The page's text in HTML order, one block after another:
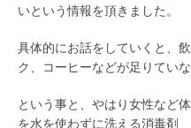
いという情報を頂きました。
具体的にお話をしていくと、
ク、コーヒーなどが足りてい
という事と、やはり女性など
を水を使わずに洗える消毒剤